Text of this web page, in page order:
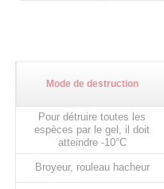
Mode de destruction
Pour détruire toutes les
espèces par le gel, il doit
atteindre -10°C
Broyeur, rouleau hacheur